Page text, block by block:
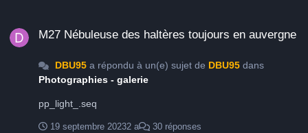
M27 Nébuleuse des haltères toujours en auvergne
DBU95a répondu à un(e) sujet de DBU95dans
Photographies - galerie
pp_light_.seq
19 septembre 20232 a 30 réponses